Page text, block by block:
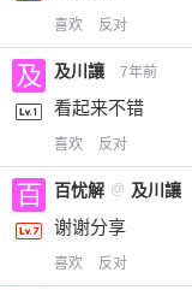
喜欢 反对
及川讓 7年前
看起来不错
喜欢 反对
百忧解 @ 及川讓
谢谢分享
喜欢 反对